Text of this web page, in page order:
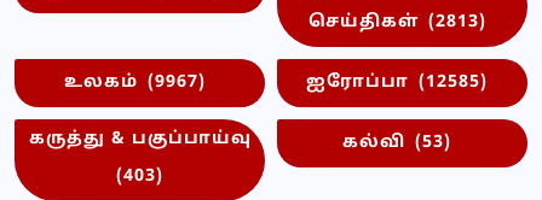
செய்திகள் (2813)
உலகம் (9967) ஐரோப்பா (12585)
கருத்து & பகுப்பாய்வு
(403)
கல்வி (53)